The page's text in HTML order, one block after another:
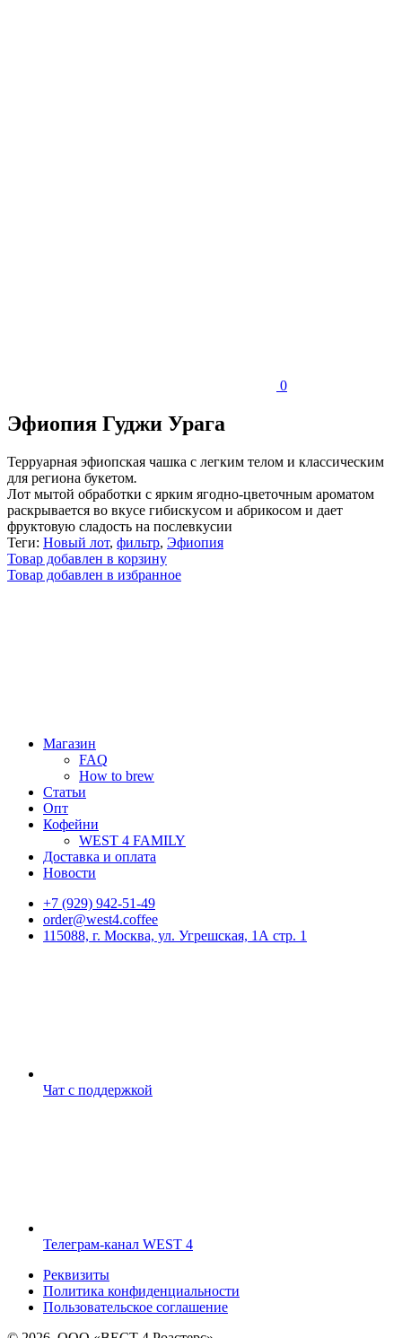
0
Эфиопия Гуджи Урага
Терруарная эфиопская чашка с легким телом и классическим
для региона букетом.
Лот мытой обработки с ярким ягодно-цветочным ароматом
раскрывается во вкусе гибискусом и абрикосом и дает
фруктовую сладость на послевкусии
Теги: Новый лот, фильтр, Эфиопия
Товар добавлен в корзину
Товар добавлен в избранное
Магазин
FAQ
How to brew
Статьи
Опт
Кофейни
WEST 4 FAMILY
Доставка и оплата
Новости
+7 (929) 942-51-49
order@west4.coffee
115088, г. Москва, ул. Угрешская, 1А стр. 1
Чат с поддержкой
Телеграм-канал WEST 4
Реквизиты
Политика конфиденциальности
Пользовательское соглашение